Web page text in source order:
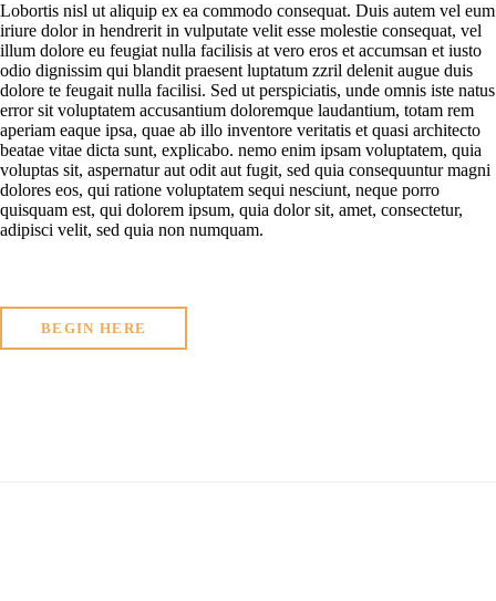
Lobortis nisl ut aliquip ex ea commodo consequat. Duis autem vel eum
iriure dolor in hendrerit in vulputate velit esse molestie consequat, vel
illum dolore eu feugiat nulla facilisis at vero eros et accumsan et iusto
odio dignissim qui blandit praesent luptatum zzril delenit augue duis
dolore te feugait nulla facilisi. Sed ut perspiciatis, unde omnis iste natus
error sit voluptatem accusantium doloremque laudantium, totam rem
aperiam eaque ipsa, quae ab illo inventore veritatis et quasi architecto
beatae vitae dicta sunt, explicabo. nemo enim ipsam voluptatem, quia
voluptas sit, aspernatur aut odit aut fugit, sed quia consequuntur magni
dolores eos, qui ratione voluptatem sequi nesciunt, neque porro
quisquam est, qui dolorem ipsum, quia dolor sit, amet, consectetur,
adipisci velit, sed quia non numquam.
BEGIN HERE